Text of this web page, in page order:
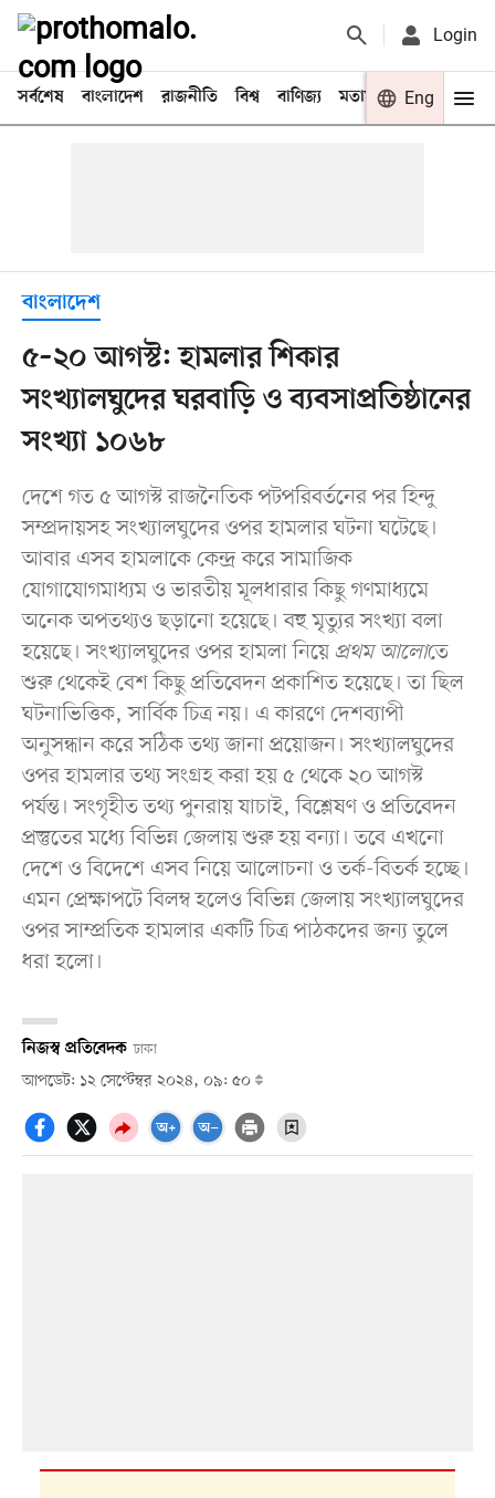
Login
সর্বশেষ বাংলাদেশ রাজনীতি বিশ্ব বাণিজ্য মতামত খেলা
Eng
বাংলাদেশ
৫–২০ আগস্ট: হামলার শিকার
সংখ্যালঘুদের ঘরবাড়ি ও ব্যবসাপ্রতিষ্ঠানের
সংখ্যা ১০৬৮
দেশে গত ৫ আগস্ট রাজনৈতিক পটপরিবর্তনের পর হিন্দু
সম্প্রদায়সহ সংখ্যালঘুদের ওপর হামলার ঘটনা ঘটেছে।
আবার এসব হামলাকে কেন্দ্র করে সামাজিক
যোগাযোগমাধ্যম ও ভারতীয় মূলধারার কিছু গণমাধ্যমে
অনেক অপতথ্যও ছড়ানো হয়েছে। বহু মৃত্যুর সংখ্যা বলা
হয়েছে। সংখ্যালঘুদের ওপর হামলা নিয়ে প্রথম আলোতে
শুরু থেকেই বেশ কিছু প্রতিবেদন প্রকাশিত হয়েছে। তা ছিল
ঘটনাভিত্তিক, সার্বিক চিত্র নয়। এ কারণে দেশব্যাপী
অনুসন্ধান করে সঠিক তথ্য জানা প্রয়োজন। সংখ্যালঘুদের
ওপর হামলার তথ্য সংগ্রহ করা হয় ৫ থেকে ২০ আগস্ট
পর্যন্ত। সংগৃহীত তথ্য পুনরায় যাচাই, বিশ্লেষণ ও প্রতিবেদন
প্রস্তুতের মধ্যে বিভিন্ন জেলায় শুরু হয় বন্যা। তবে এখনো
দেশে ও বিদেশে এসব নিয়ে আলোচনা ও তর্ক-বিতর্ক হচ্ছে।
এমন প্রেক্ষাপটে বিলম্ব হলেও বিভিন্ন জেলায় সংখ্যালঘুদের
ওপর সাম্প্রতিক হামলার একটি চিত্র পাঠকদের জন্য তুলে
ধরা হলো।
নিজস্ব প্রতিবেদক ঢাকা
আপডেট: ১২ সেপ্টেম্বর ২০২৪, ০৯: ৫০